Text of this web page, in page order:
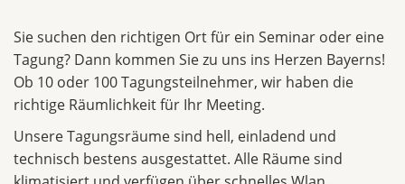
Sie suchen den richtigen Ort für ein Seminar oder eine
Tagung? Dann kommen Sie zu uns ins Herzen Bayerns!
Ob 10 oder 100 Tagungsteilnehmer, wir haben die
richtige Räumlichkeit für Ihr Meeting.
Unsere Tagungsräume sind hell, einladend und
technisch bestens ausgestattet. Alle Räume sind